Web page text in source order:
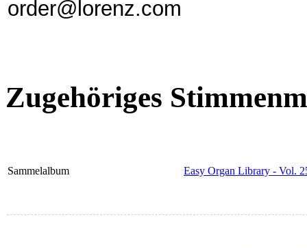
order@lorenz.com
Zugehöriges
Sammelalbum Easy Organ Library - Vol.